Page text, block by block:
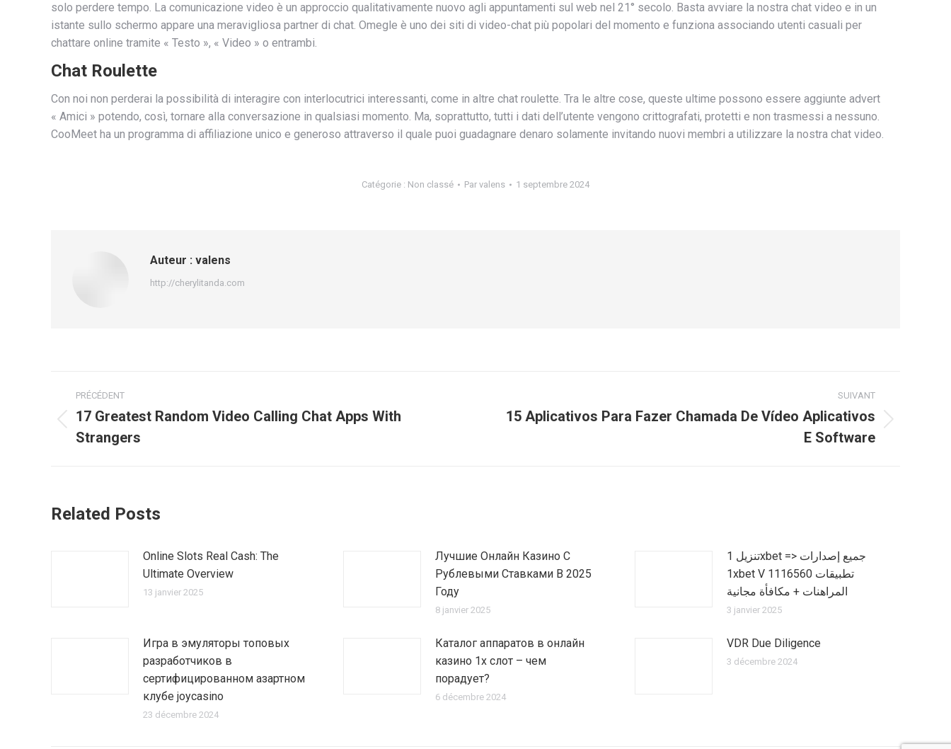
solo perdere tempo. La comunicazione video è un approccio qualitativamente nuovo agli appuntamenti sul web nel 21° secolo. Basta avviare la nostra chat video e in un
istante sullo schermo appare una meravigliosa partner di chat. Omegle è uno dei siti di video-chat più popolari del momento e funziona associando utenti casuali per
chattare online tramite « Testo », « Video » o entrambi.
Chat Roulette
Con noi non perderai la possibilità di interagire con interlocutrici interessanti, come in altre chat roulette. Tra le altre cose, queste ultime possono essere aggiunte advert
« Amici » potendo, così, tornare alla conversazione in qualsiasi momento. Ma, soprattutto, tutti i dati dell’utente vengono crittografati, protetti e non trasmessi a nessuno.
CooMeet ha un programma di affiliazione unico e generoso attraverso il quale puoi guadagnare denaro solamente invitando nuovi membri a utilizzare la nostra chat video.
Catégorie : Non classé Par valens 1 septembre 2024
Auteur : valens
http://cherylitanda.com
Navigation
article
PRÉCÉDENT
précédent
17 Greatest Random Video Calling Chat Apps With
Strangers
SUIVANT
15 Aplicativos Para Fazer Chamada De Vídeo Aplicativos
E Software
Related Posts
Online Slots Real Cash: The
Ultimate Overview
13 janvier 2025
Лучшие Онлайн Казино С
Рублевыми Ставками В 2025
Году
8 janvier 2025
تنزيل 1xbet => جميع إصدارات
1xbet V 1116560 تطبيقات
المراهنات + مكافأة مجانية
3 janvier 2025
Игра в эмуляторы топовых
разработчиков в
сертифицированном азартном
клубе joycasino
23 décembre 2024
Каталог аппаратов в онлайн
казино 1х слот – чем
порадует?
6 décembre 2024
VDR Due Diligence
3 décembre 2024